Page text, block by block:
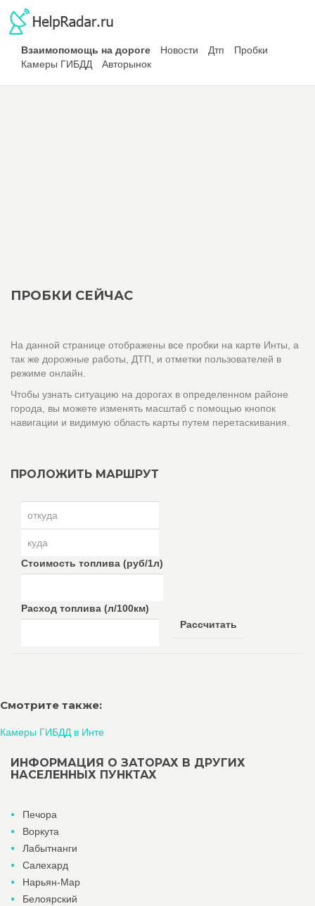
Взаимопомощь на дороге Новости Дтп
Пробки
Камеры ГИБДД
Авторынок
ПРОБКИ СЕЙЧАС
На данной странице отображены все пробки на карте Инты, а
так же дорожные работы, ДТП, и отметки пользователей в
режиме онлайн.
Чтобы узнать ситуацию на дорогах в определенном районе
города, вы можете изменять масштаб с помощью кнопок
навигации и видимую область карты путем перетаскивания.
ПРОЛОЖИТЬ МАРШРУТ
Стоимость топлива (руб/1л)
Расход топлива (л/100км)
Рассчитать
Смотрите также:
Камеры ГИБДД в Инте
ИНФОРМАЦИЯ О ЗАТОРАХ В ДРУГИХ
НАСЕЛЕННЫХ ПУНКТАХ
Печора
Воркута
Лабытнанги
Салехард
Нарьян-Мар
Белоярский